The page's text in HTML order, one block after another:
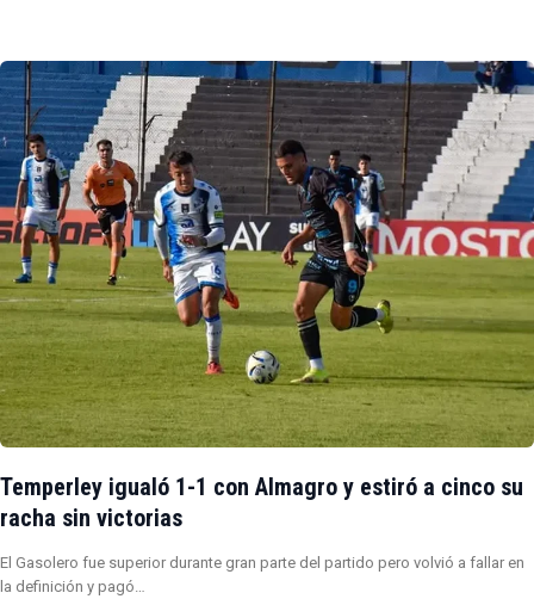
Temperley igualó 1-1 con Almagro y estiró a cinco su
racha sin victorias
El Gasolero fue superior durante gran parte del partido pero volvió a fallar en
la definición y pagó…